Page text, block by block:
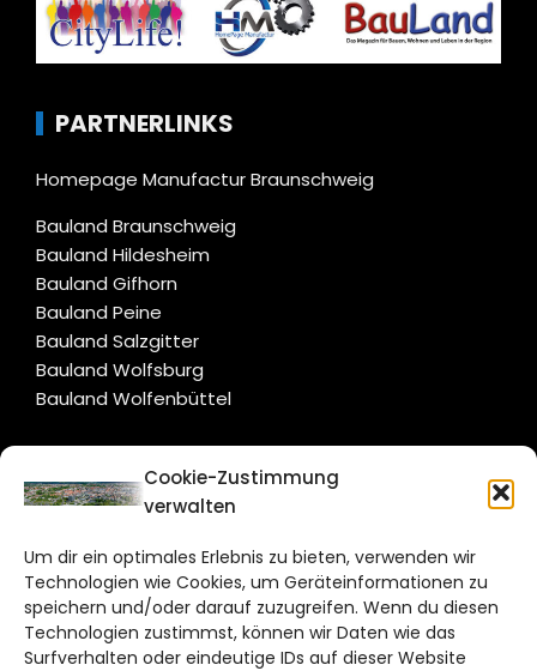
Cookie-Zustimmung
verwalten
Um dir ein optimales Erlebnis zu bieten, verwenden wir
Technologien wie Cookies, um Geräteinformationen zu
speichern und/oder darauf zuzugreifen. Wenn du diesen
Technologien zustimmst, können wir Daten wie das
Surfverhalten oder eindeutige IDs auf dieser Website
PARTNERLINKS
Homepage Manufactur Braunschweig
Bauland Braunschweig
Bauland Hildesheim
Bauland Gifhorn
Bauland Peine
Bauland Salzgitter
Bauland Wolfsburg
Bauland Wolfenbüttel
CITYLIFE!
Bruchtorwall 12
38100 Braunschweig
Telefon: 0531 387220 – 65